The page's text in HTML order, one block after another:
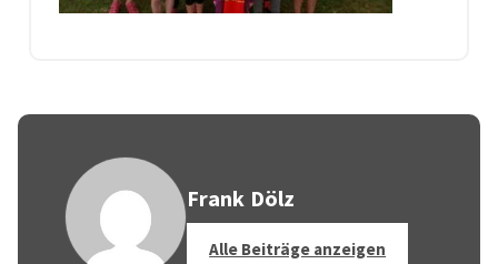
Frank Dölz
Alle Beiträge anzeigen